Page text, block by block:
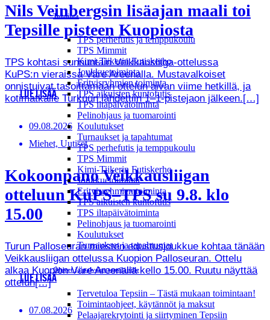
Toiminta
TPS perhefutis ja temppukoulu
TPS Mimmit
Kimi-Tiikerin Futiskerho
Joukkuetoiminta
Erityisryhmien toiminta
TPS aikuisten kuntofutis
TPS iltapäivätoiminta
Pelinohjaus ja tuomarointi
Koulutukset
Turnaukset ja tapahtumat
TPS perhefutis ja temppukoulu
TPS Mimmit
Kimi-Tiikerin Futiskerho
Joukkuetoiminta
Erityisryhmien toiminta
TPS aikuisten kuntofutis
TPS iltapäivätoiminta
Pelinohjaus ja tuomarointi
Koulutukset
Turnaukset ja tapahtumat
Ohjeet ja palvelut tepsiläisille
Tervetuloa Tepsiin – Tästä mukaan toimintaan!
Toimintaohjeet, käytännöt ja maksut
Pelaajarekrytointi ja siirtyminen Tepsiin
Nils Veinbergsin lisäajan maali toi
Tepsille pisteen Kuopiosta
TPS kohtasi sunnuntain Veikkausliiga-ottelussa
KuPS:n vieraissa Väre Areenalla. Mustavalkoiset
onnistuivat tasoittamaan ottelun aivan viime hetkillä, ja
kotimatkalle Turkuun lähdettiin 1–1-pistejaon jälkeen.[…]
LUE LISÄÄ
09.08.2026
Miehet, Uutiset
Kokoonpano Veikkausliigan
otteluun KuPS–TPS su 9.8. klo
15.00
Turun Palloseuran miesten edustusjoukkue kohtaa tänään
Veikkausliigan ottelussa Kuopion Palloseuran. Ottelu
alkaa Kuopion Väre Areenalla kello 15.00. Ruutu näyttää
ottelun[…]
LUE LISÄÄ
07.08.2026